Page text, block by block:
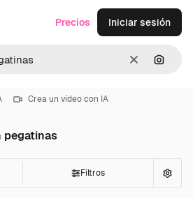
Borrar
Precios Iniciar sesión
Crea un vídeo con IA
pegatinas
Filtros